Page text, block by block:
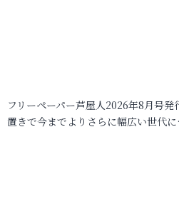
フリーペーパー芦屋人2026年8月号
置きで今までよりさらに幅広い世代